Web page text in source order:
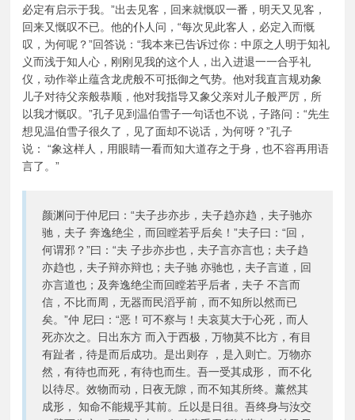
必定有启示于我。”出去见客，回来就慨叹一番，明天又见客，
回来又慨叹不已。他的仆人问，“每次见此客人，必定入而慨
叹，为何呢？”回答说：“我本来已告诉过你：中原之人明于知礼
义而浅于知人心，刚刚见我的这个人，出入进退一一合乎礼
仪，动作举止蕴含龙虎般不可抵御之气势。他对我直言规劝象
儿子对待父亲般恭顺，他对我指导又象父亲对儿子般严厉，所
以我才慨叹。”孔子见到温伯雪子一句话也不说，子路问：“先生
想见温伯雪子很久了，见了面却不说话，为何呀？”孔子
说： “象这样人，用眼睛一看而知大道存之于身，也不容再用语
言了。”
颜渊问于仲尼曰：“夫子步亦步，夫子趋亦趋，夫子驰亦
驰，夫子 奔逸绝尘，而回瞠若乎后矣！”夫子曰：“回，
何谓邪？”曰：“夫 子步亦步也，夫子言亦言也；夫子趋
亦趋也，夫子辩亦辩也；夫子驰 亦驰也，夫子言道，回
亦言道也；及奔逸绝尘而回瞠若乎后者，夫子 不言而
信，不比而周，无器而民滔乎前，而不知所以然而已
矣。”仲 尼曰：“恶！可不察与！夫哀莫大于心死，而人
死亦次之。日出东方 而入于西极，万物莫不比方，有目
有趾者，待是而后成功。是出则存 ，是入则亡。万物亦
然，有待也而死，有待也而生。吾一受其成形， 而不化
以待尽。效物而动，日夜无隙，而不知其所终。薰然其
成形， 知命不能规乎其前。丘以是日徂。吾终身与汝交